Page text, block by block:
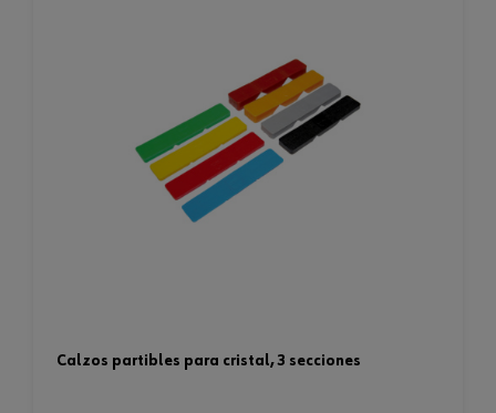
calzos partibles para cristal, 3 secciones